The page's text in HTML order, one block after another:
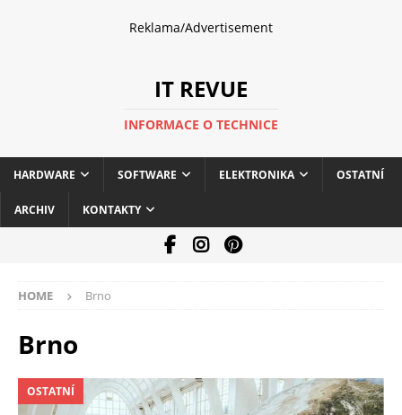
Reklama/Advertisement
IT REVUE
INFORMACE O TECHNICE
HARDWARE SOFTWARE ELEKTRONIKA OSTATNÍ
ARCHIV KONTAKTY
HOME Brno
Brno
OSTATNÍ